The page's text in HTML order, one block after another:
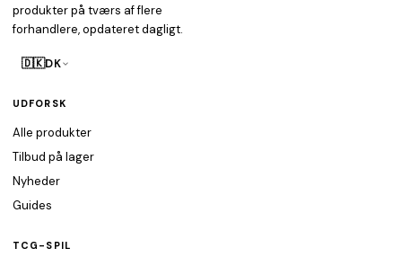
produkter på tværs af flere
forhandlere, opdateret dagligt.
🇩🇰DK
UDFORSK
Alle produkter
Tilbud på lager
Nyheder
Guides
TCG-SPIL